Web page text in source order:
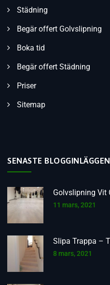
Städning
Begär offert Golvslipning
Boka tid
Begär offert Städning
Priser
Sitemap
SENASTE BLOGGINLÄGGEN
Golvslipning Vit
11 mars, 2021
Slipa Trappa –
8 mars, 2021